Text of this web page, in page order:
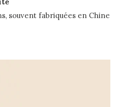
souvent fabriquées en Chine